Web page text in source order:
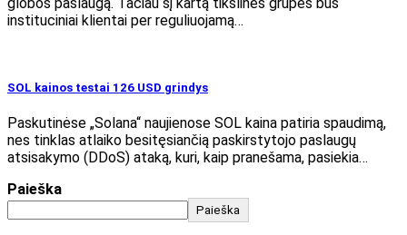
instituciniai klientai per reguliuojamą…
SOL kainos testai 126 USD grindys
Paskutinėse „Solana“ naujienose SOL kaina patiria spaudimą,
nes tinklas atlaiko besitęsiančią paskirstytojo paslaugų
atsisakymo (DDoS) ataką, kuri, kaip pranešama, pasiekia…
Paieška
Paieška